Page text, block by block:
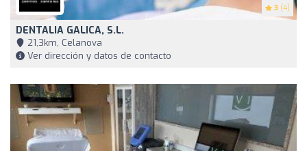
3 (4)
DENTALIA GALICA, S.L.
21,3km, Celanova
Ver dirección y datos de contacto